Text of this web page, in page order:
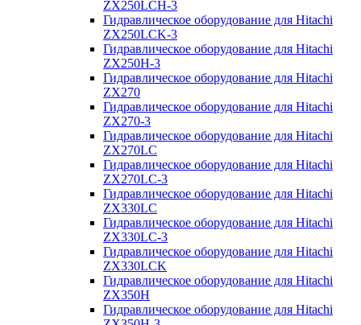
ZX250LCH-3
Гидравлическое оборудование для Hitachi
ZX250LCK-3
Гидравлическое оборудование для Hitachi
ZX250Н-3
Гидравлическое оборудование для Hitachi
ZX270
Гидравлическое оборудование для Hitachi
ZX270-3
Гидравлическое оборудование для Hitachi
ZX270LC
Гидравлическое оборудование для Hitachi
ZX270LC-3
Гидравлическое оборудование для Hitachi
ZX330LC
Гидравлическое оборудование для Hitachi
ZX330LC-3
Гидравлическое оборудование для Hitachi
ZX330LCK
Гидравлическое оборудование для Hitachi
ZX350H
Гидравлическое оборудование для Hitachi